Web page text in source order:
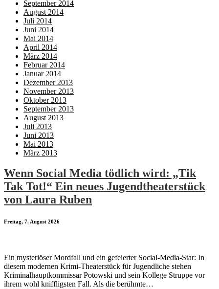
September 2014
August 2014
Juli 2014
Juni 2014
Mai 2014
April 2014
März 2014
Februar 2014
Januar 2014
Dezember 2013
November 2013
Oktober 2013
September 2013
August 2013
Juli 2013
Juni 2013
Mai 2013
März 2013
Wenn Social Media tödlich wird: „Tik
Tak Tot!“ Ein neues Jugendtheaterstück
von Laura Ruben
Freitag, 7. August 2026
Ein mysteriöser Mordfall und ein gefeierter Social-Media-Star: In
diesem modernen Krimi-Theaterstück für Jugendliche stehen
Kriminalhauptkommissar Potowski und sein Kollege Struppe vor
ihrem wohl kniffligsten Fall. Als die berühmte…